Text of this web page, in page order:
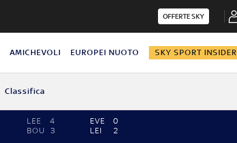
OFFERTE SKY
AMICHEVOLI EUROPEI NUOTO SKY SPORT INSIDER
Classifica
LEE
4
BOU
3
EVE
0
LEI
2